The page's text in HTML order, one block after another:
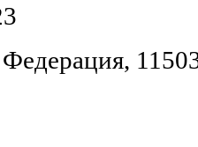
Федерация,